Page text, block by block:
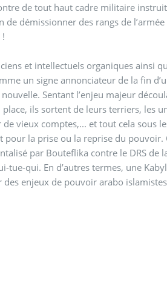
de tout haut cadre militaire
démissionner des rangs de l’armée
et intellectuels organiques ainsi
un signe annonciateur de la fin
Sentant l’enjeu majeur
ils sortent de leurs terriers, les
vieux comptes,... et tout cela sous
pour la prise ou la reprise du pouvoir.
par Bouteflika contre le DRS de
tue-qui. En d’autres termes, une
enjeux de pouvoir arabo